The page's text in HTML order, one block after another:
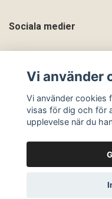
Sociala medier
© 2026
Vi använder
Vi använder cookies
visas för dig och för
upplevelse när du